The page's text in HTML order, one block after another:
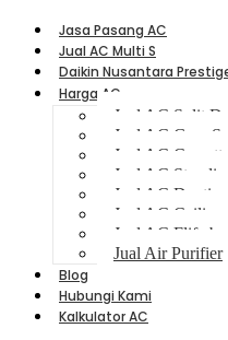
Jasa Pasang AC
Jual AC Multi S
Daikin Nusantara
Harga AC
Jual AC Split
Jual AC Gree
Jual AC Cassette
Jual AC Standing
Jual AC Ducting
Jual AC Ceiling
Jual AC Flife
Jual Air Purifier
Blog
Hubungi Kami
Kalkulator AC